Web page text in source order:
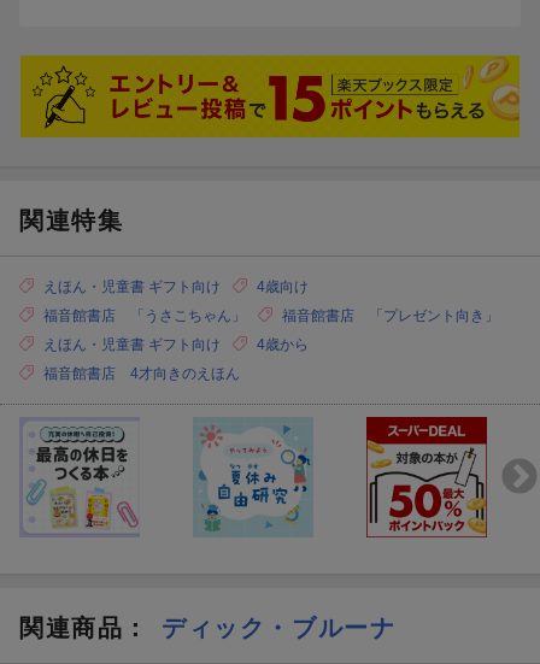
関連特集
えほん・児童書 ギフト向け
4歳向け
福音館書店 「うさこちゃん」
福音館書店 「プレゼント向き」
えほん・児童書 ギフト向け
4歳から
福音館書店 4才向きのえほん
関連商品 ： ディック・ブルーナ